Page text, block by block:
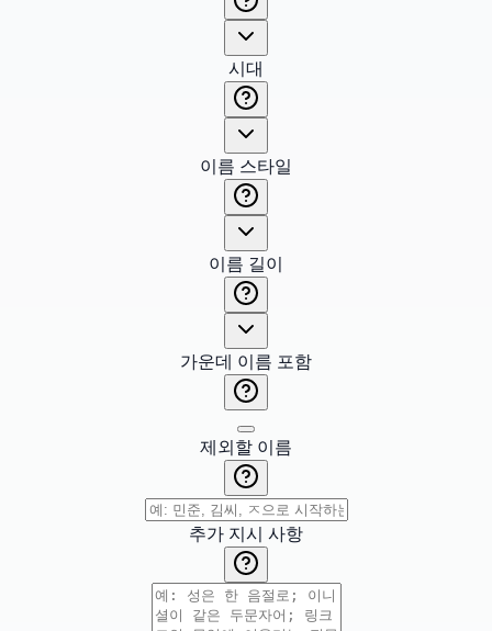
시대
이름 스타일
이름 길이
가운데 이름 포함
제외할 이름
추가 지시 사항